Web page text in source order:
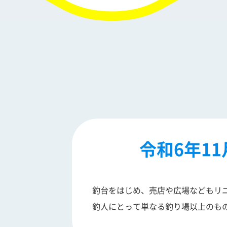
令和6年
釣台をはじめ、売店や広場なども
釣人にとって単なる釣り場以上の